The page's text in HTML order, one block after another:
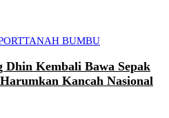
TANAH BUMBU
Dhin Kembali Bawa Sepak
Kancah Nasional